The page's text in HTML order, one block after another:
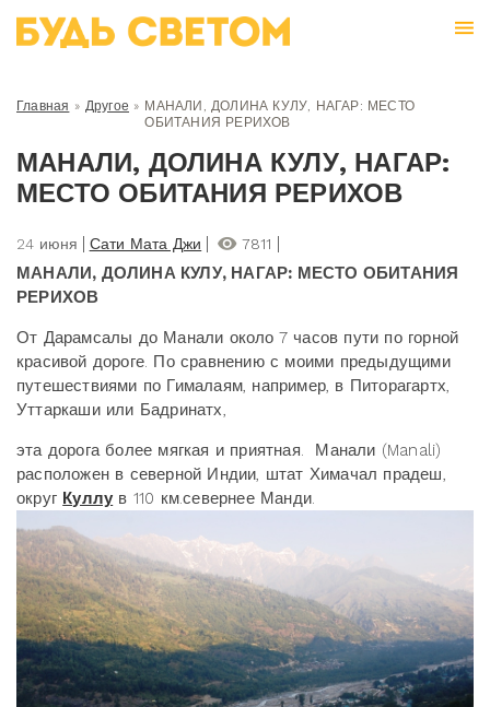
Главная » Другое » МАНАЛИ, ДОЛИНА КУЛУ, НАГАР: МЕСТО
ОБИТАНИЯ РЕРИХОВ
МАНАЛИ, ДОЛИНА КУЛУ, НАГАР:
МЕСТО ОБИТАНИЯ РЕРИХОВ
24 июня Сати Мата Джи 7811
МАНАЛИ, ДОЛИНА КУЛУ, НАГАР: МЕСТО ОБИТАНИЯ
РЕРИХОВ
От Дарамсалы до Манали около 7 часов пути по горной
красивой дороге. По сравнению с моими предыдущими
путешествиями по Гималаям, например, в Питорагартх,
Уттаркаши или Бадринатх,
эта дорога более мягкая и приятная. Манали (Manali)
расположен в северной Индии, штат Химачал прадеш,
округ Куллу в 110 км.севернее Манди.